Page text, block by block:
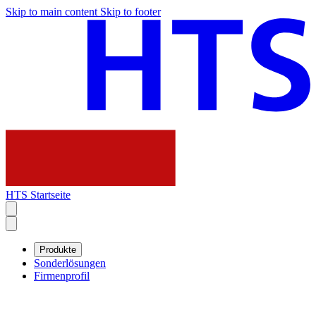
Skip to main content Skip to footer
HTS Startseite
Produkte
Sonderlösungen
Firmenprofil